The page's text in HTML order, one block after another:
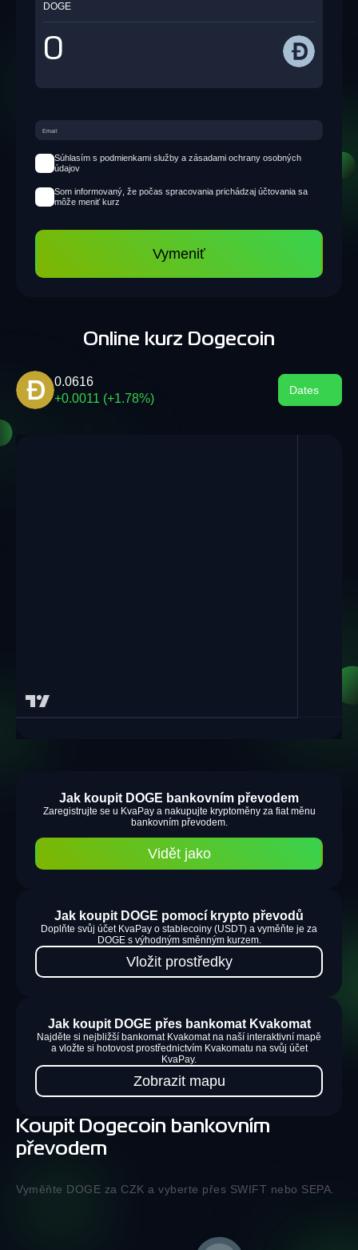
DOGE
Súhlasím s podmienkami služby a zásadami ochrany osobných
údajov
Som informovaný, že počas spracovania prichádzaj účtovania sa
môže meniť kurz
Vymeniť
Online kurz Dogecoin
0.0616
+0.0011 (+1.78%)
Dates
Koupit Dogecoin bankovním
převodem
Vyměňte DOGE za CZK a vyberte přes SWIFT nebo SEPA.
Jak koupit DOGE bankovním převodem
Zaregistrujte se u KvaPay a nakupujte kryptoměny za fiat měnu
bankovním převodem.
Vidět jako
Jak koupit DOGE pomocí krypto převodů
Doplňte svůj účet KvaPay o stablecoiny (USDT) a vyměňte je za
DOGE s výhodným směnným kurzem.
Vložit prostředky
Jak koupit DOGE přes bankomat Kvakomat
Najděte si nejbližší bankomat Kvakomat na naší interaktivní mapě
a vložte si hotovost prostřednictvím Kvakomatu na svůj účet
KvaPay.
Zobrazit mapu